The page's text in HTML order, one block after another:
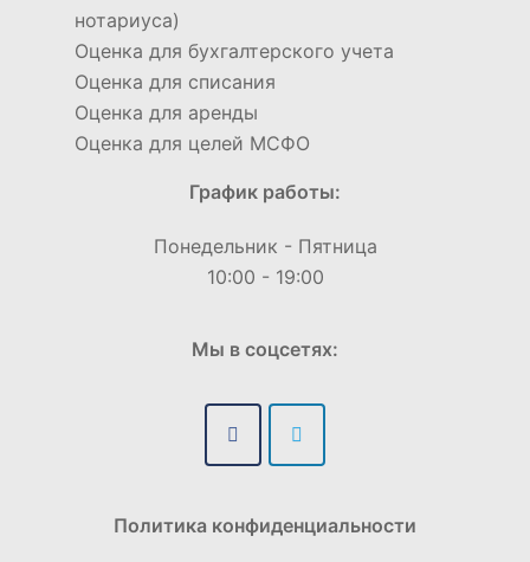
нотариуса)
Оценка для бухгалтерского учета
Оценка для списания
Оценка для аренды
Оценка для целей МСФО
График работы:
Понедельник - Пятница
10:00 - 19:00
Мы в соцсетях:
Политика конфиденциальности